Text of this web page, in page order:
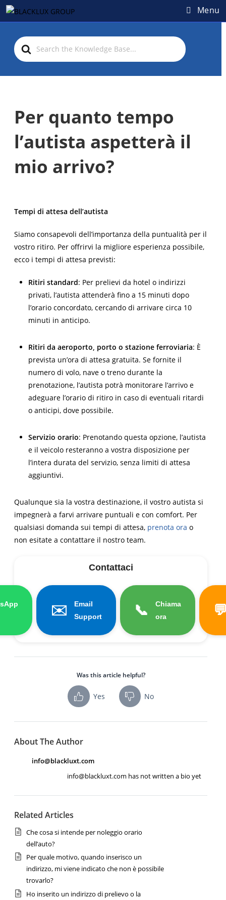
Menu
S
e
Per quanto tempo
l’autista aspetterà il
mio arrivo?
Tempi di attesa dell’autista
Siamo consapevoli dell’importanza della puntualità per il
vostro ritiro. Per offrirvi la migliore esperienza possibile,
ecco i tempi di attesa previsti:
Ritiri standard: Per prelievi da hotel o indirizzi
privati, l’autista attenderà fino a 15 minuti dopo
l’orario concordato, cercando di arrivare circa 10
minuti in anticipo.
Ritiri da aeroporto, porto o stazione ferroviaria: È
prevista un’ora di attesa gratuita. Se fornite il
numero di volo, nave o treno durante la
prenotazione, l’autista potrà monitorare l’arrivo e
adeguare l’orario di ritiro in caso di eventuali ritardi
o anticipi, dove possibile.
Servizio orario: Prenotando questa opzione, l’autista
e il veicolo resteranno a vostra disposizione per
l’intera durata del servizio, senza limiti di attesa
aggiuntivi.
Qualunque sia la vostra destinazione, il vostro autista si
impegnerà a farvi arrivare puntuali e con comfort. Per
qualsiasi domanda sui tempi di attesa, prenota ora o
non esitate a contattare il nostro team.
Contattaci
✉️️
Email
Support
📞
Chiama
ora
Was this article helpful?
Yes No
About The Author
info@blackluxt.com
info@blackluxt.com has not written a bio yet
Related Articles
Che cosa si intende per noleggio orario
dell’auto?
Per quale motivo, quando inserisco un
indirizzo, mi viene indicato che non è possibile
trovarlo?
Ho inserito un indirizzo di prelievo o la